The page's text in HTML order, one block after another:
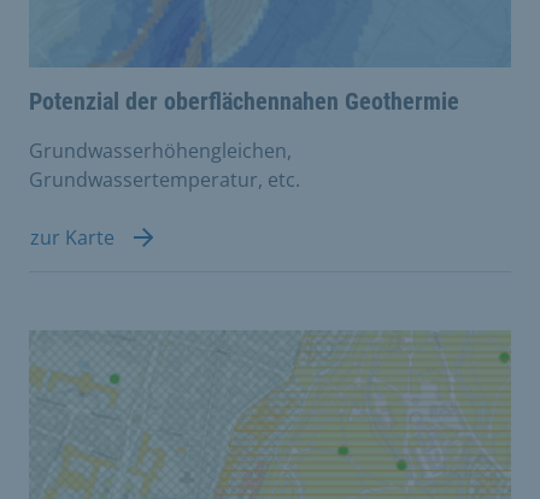
Potenzial der oberflächennahen Geothermie
Grundwasserhöhengleichen,
Grundwassertemperatur, etc.
zur Karte